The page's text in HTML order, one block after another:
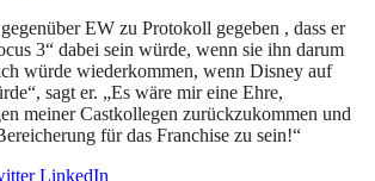
EW zu Protokoll gegeben , dass er
3“ dabei sein würde, wenn sie ihn darum
würde wiederkommen, wenn Disney auf
sagt er. „Es wäre mir eine Ehre,
meiner Castkollegen zurückzukommen und
für das Franchise zu sein!“
LinkedIn